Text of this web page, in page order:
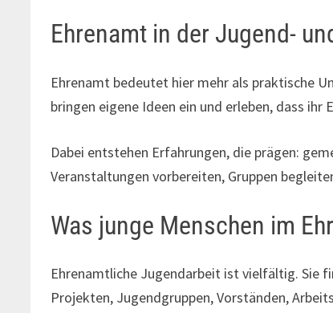
Ehrenamt in der Jugend-
Ehrenamt bedeutet hier mehr als praktische
bringen eigene Ideen ein und erleben, dass ihr
Dabei entstehen Erfahrungen, die prägen:
Veranstaltungen vorbereiten, Gruppen
Was junge Menschen im
Ehrenamtliche Jugendarbeit ist vielfältig. Sie
Projekten, Jugendgruppen, Vorständen,